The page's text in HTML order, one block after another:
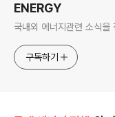
ENERGY
국내외 에너지관련 소식을
구독하기